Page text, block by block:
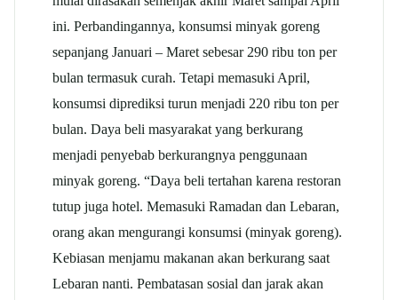
ini. Perbandingannya, konsumsi minyak goreng
sepanjang Januari – Maret sebesar 290 ribu ton per
bulan termasuk curah. Tetapi memasuki April,
konsumsi diprediksi turun menjadi 220 ribu ton per
bulan. Daya beli masyarakat yang berkurang
menjadi penyebab berkurangnya penggunaan
minyak goreng. “Daya beli tertahan karena restoran
tutup juga hotel. Memasuki Ramadan dan Lebaran,
orang akan mengurangi konsumsi (minyak goreng).
Kebiasan menjamu makanan akan berkurang saat
Lebaran nanti. Pembatasan sosial dan jarak akan